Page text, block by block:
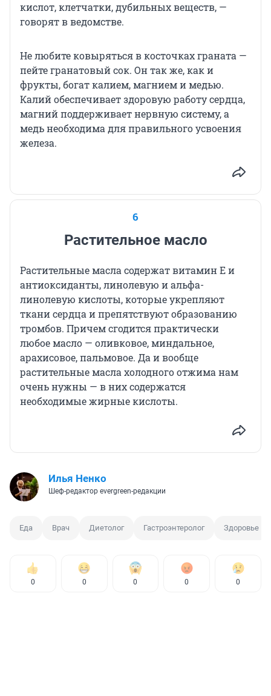
кислот, клетчатки, дубильных веществ, —
говорят в ведомстве.
Не любите ковыряться в косточках граната —
пейте гранатовый сок. Он так же, как и
фрукты, богат калием, магнием и медью.
Калий обеспечивает здоровую работу сердца,
магний поддерживает нервную систему, а
медь необходима для правильного усвоения
железа.
6
Растительное масло
Растительные масла содержат витамин Е и
антиоксиданты, линолевую и альфа-
линолевую кислоты, которые укрепляют
ткани сердца и препятствуют образованию
тромбов. Причем сгодится практически
любое масло — оливковое, миндальное,
арахисовое, пальмовое. Да и вообще
растительные масла холодного отжима нам
очень нужны — в них содержатся
необходимые жирные кислоты.
Илья Ненко
Шеф-редактор evergreen-редакции
Еда Врач Диетолог Гастроэнтеролог Здоровье
0 0 0 0 0